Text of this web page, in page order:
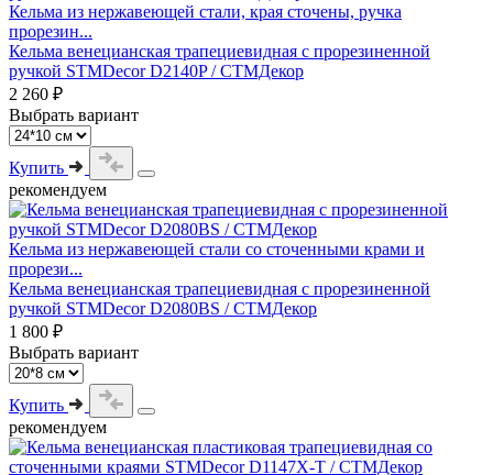
Кельма из нержавеющей стали, края сточены, ручка
прорезин...
Кельма венецианская трапециевидная с прорезиненной
ручкой STMDecor D2140P / СТМДекор
2 260 ₽
Выбрать вариант
Купить
рекомендуем
Кельма из нержавеющей стали со сточенными крами и
прорези...
Кельма венецианская трапециевидная с прорезиненной
ручкой STMDecor D2080BS / СТМДекор
1 800 ₽
Выбрать вариант
Купить
рекомендуем